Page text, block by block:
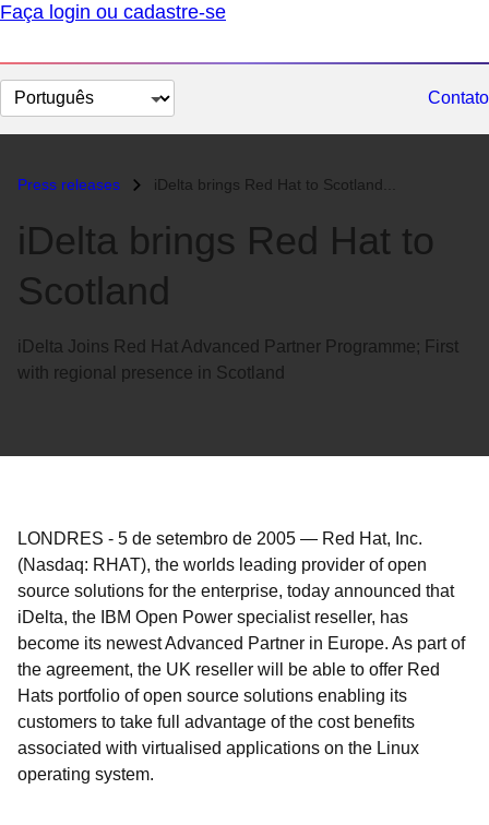
Faça login ou cadastre-se
Selecionar
idioma
Contato
Press releases iDelta brings Red Hat to Scotland...
iDelta brings Red Hat to
Scotland
iDelta Joins Red Hat Advanced Partner Programme; First
with regional presence in Scotland
LONDRES - 5 de setembro de 2005 — Red Hat, Inc.
(Nasdaq: RHAT), the worlds leading provider of open
source solutions for the enterprise, today announced that
iDelta, the IBM Open Power specialist reseller, has
become its newest Advanced Partner in Europe. As part of
the agreement, the UK reseller will be able to offer Red
Hats portfolio of open source solutions enabling its
customers to take full advantage of the cost benefits
associated with virtualised applications on the Linux
operating system.